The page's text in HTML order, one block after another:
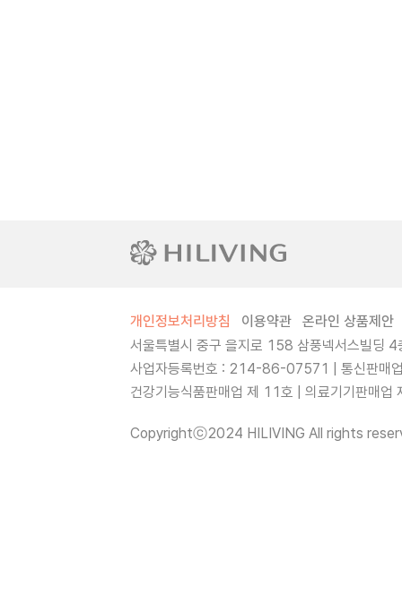
개인정보처리방침 이용약관
온라인 상품제안
서울특별시 중구 을지로 158 삼풍넥서스빌딩
사업자등록번호 : 214-86-07571 | 통신판매
건강기능식품판매업 제 11호 | 의료기기판매
Copyrightⓒ2024 HILIVING All rights